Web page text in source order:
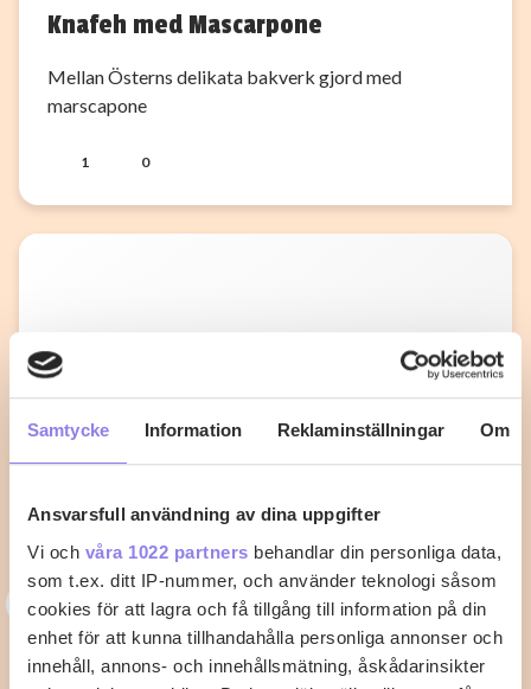
Samtycke Information Reklaminställningar Om
Ansvarsfull användning av dina uppgifter
Vi och våra 1022 partners behandlar din personliga data,
som t.ex. ditt IP-nummer, och använder teknologi såsom
cookies för att lagra och få tillgång till information på din
enhet för att kunna tillhandahålla personliga annonser och
innehåll, annons- och innehållsmätning, åskådarinsikter
Knafeh med Mascarpone
Mellan Österns delikata bakverk gjord med
marscapone
1 0
3 33alva
Kycklingklubba i ugn – Så lyckas du